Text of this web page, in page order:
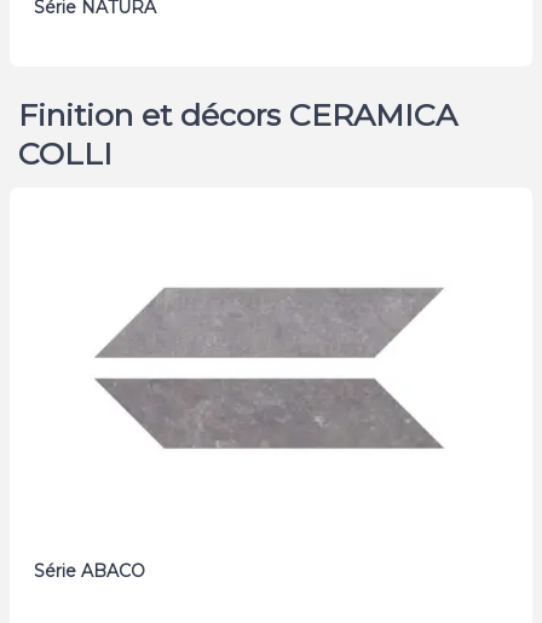
Série NATURA
Finition et décors CERAMICA
COLLI
Série ABACO